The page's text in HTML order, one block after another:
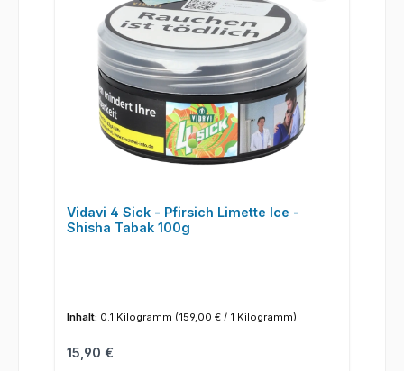
Vidavi 4 Sick - Pfirsich Limette Ice -
Shisha Tabak 100g
Inhalt: 0.1 Kilogramm (159,00 € / 1 Kilogramm)
Regulärer Preis:
15,90 €